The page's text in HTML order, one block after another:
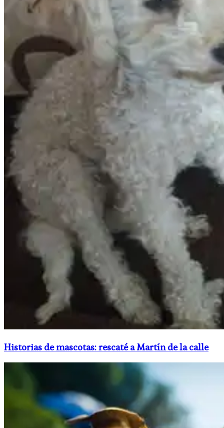
Historias de mascotas: rescaté a Martín de la calle